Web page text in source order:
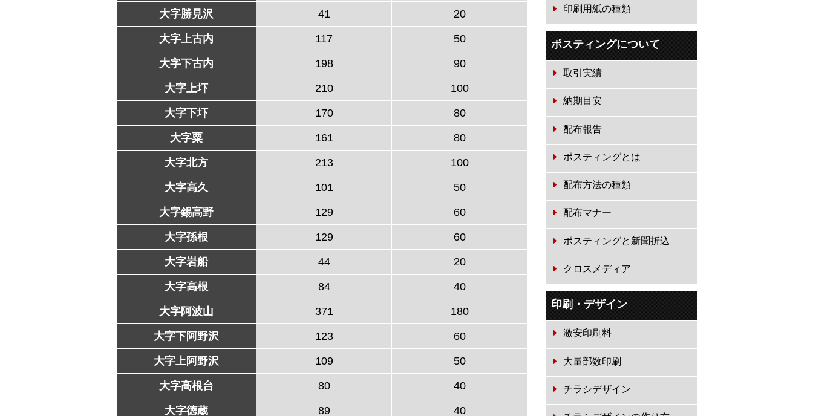
大字勝見沢 41 20
大字上古内 117 50
大字下古内 198 90
大字上圷 210 100
大字下圷 170 80
大字粟 161 80
大字北方 213 100
大字高久 101 50
大字錫高野 129 60
大字孫根 129 60
大字岩船 44 20
大字高根 84 40
大字阿波山 371 180
大字下阿野沢 123 60
大字上阿野沢 109 50
大字高根台 80 40
大字徳蔵 89 40
印刷用紙の種類
ポスティングについて
取引実績
納期目安
配布報告
ポスティングとは
配布方法の種類
配布マナー
ポスティングと新聞折込
クロスメディア
印刷・デザイン
激安印刷料
大量部数印刷
チラシデザイン